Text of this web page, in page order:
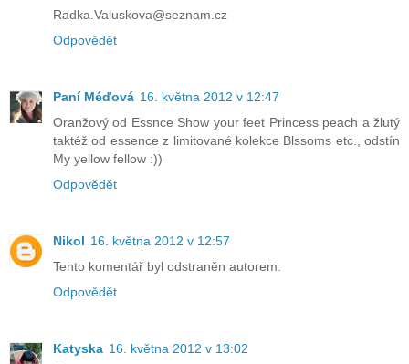
Radka.Valuskova@seznam.cz
Odpovědět
Paní Méďová 16. května 2012 v 12:47
Oranžový od Essnce Show your feet Princess peach a žlutý
taktéž od essence z limitované kolekce Blssoms etc., odstín
My yellow fellow :))
Odpovědět
Nikol 16. května 2012 v 12:57
Tento komentář byl odstraněn autorem.
Odpovědět
Katyska 16. května 2012 v 13:02